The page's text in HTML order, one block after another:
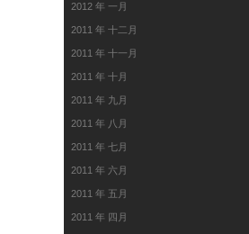
2012 年 一月
2011 年 十二月
2011 年 十一月
2011 年 十月
2011 年 九月
2011 年 八月
2011 年 七月
2011 年 六月
2011 年 五月
2011 年 四月